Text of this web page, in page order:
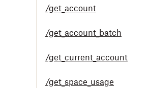
/get_account
/get_account_batch
/get_current_account
/get_space_usage